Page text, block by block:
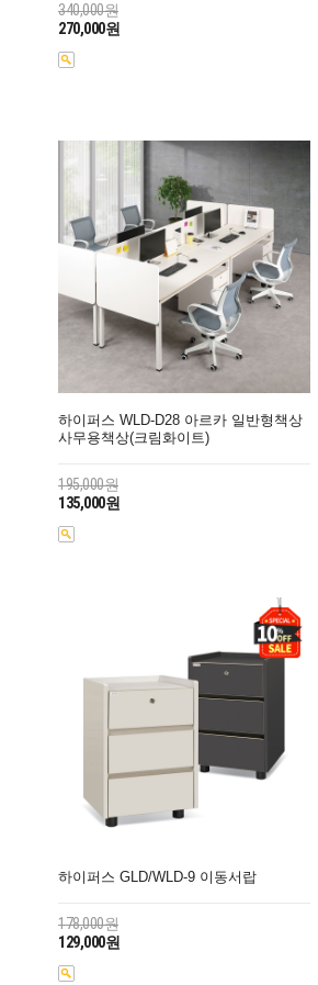
340,000원
270,000원
하이퍼스 WLD-D28 아르카 일반형책상
사무용책상(크림화이트)
195,000원
135,000원
하이퍼스 GLD/WLD-9 이동서랍
178,000원
129,000원